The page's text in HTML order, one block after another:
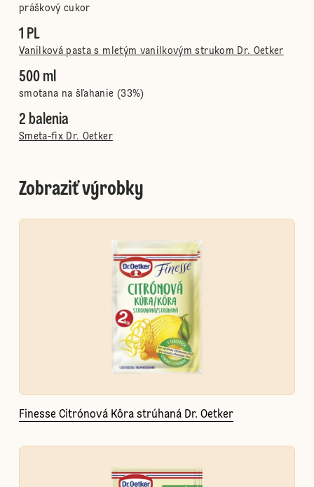
práškový cukor
1 PL
Vanilková pasta s mletým vanilkovým strukom Dr. Oetker
500 ml
smotana na šľahanie (33%)
2 balenia
Smeta-fix Dr. Oetker
Zobraziť výrobky
Finesse Citrónová Kôra strúhaná Dr. Oetker